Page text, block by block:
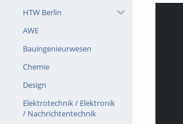
HTW Berlin
AWE
Bauingenieurwesen
Chemie
Design
Elektrotechnik / Elektronik
/ Nachrichtentechnik